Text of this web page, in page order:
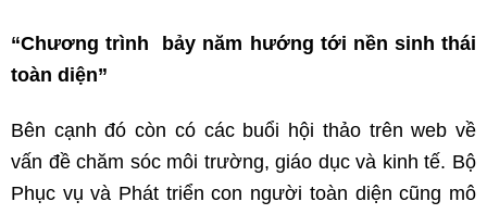
“Chương trình bảy năm hướng tới nền sinh thái
toàn diện”
Bên cạnh đó còn có các buổi hội thảo trên web về
vấn đề chăm sóc môi trường, giáo dục và kinh tế. Bộ
Phục vụ và Phát triển con người toàn diện cũng mô